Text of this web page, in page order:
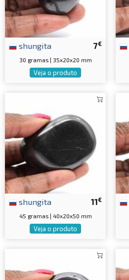
7€
shungita
30 gramas | 35x20x20 mm
Veja o produto
11€
shungita
45 gramas | 40x20x50 mm
Veja o produto